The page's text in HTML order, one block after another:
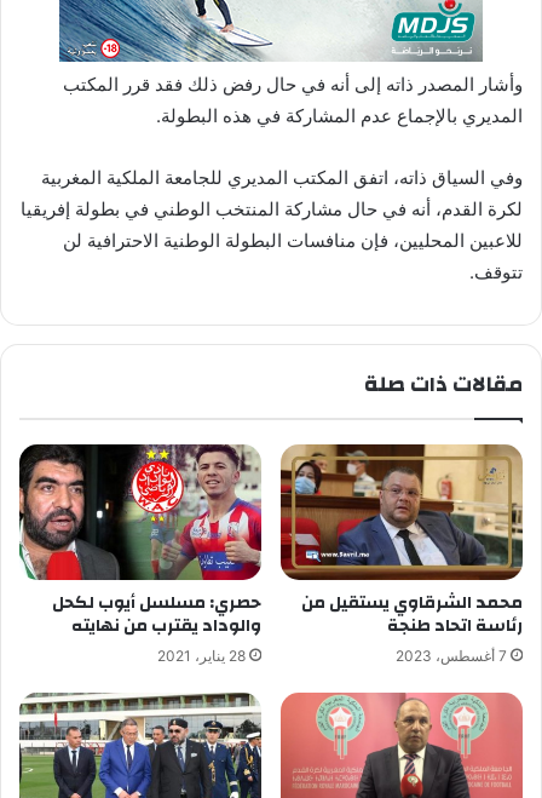
وأشار المصدر ذاته إلى أنه في حال رفض ذلك فقد قرر المكتب
المديري بالإجماع عدم المشاركة في هذه البطولة.
وفي السياق ذاته، اتفق المكتب المديري للجامعة الملكية المغربية
لكرة القدم، أنه في حال مشاركة المنتخب الوطني في بطولة إفريقيا
للاعبين المحليين، فإن منافسات البطولة الوطنية الاحترافية لن
تتوقف.
مقالات ذات صلة
محمد الشرقاوي يستقيل من
رئاسة اتحاد طنجة
7 أغسطس، 2023
حصري: مسلسل أيوب لكحل
والوداد يقترب من نهايته
28 يناير، 2021